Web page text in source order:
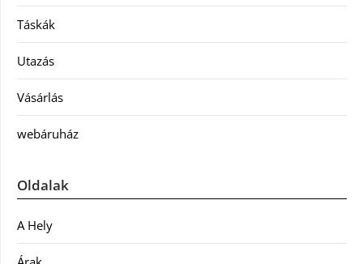
Táskák
Utazás
Vásárlás
webáruház
Oldalak
A Hely